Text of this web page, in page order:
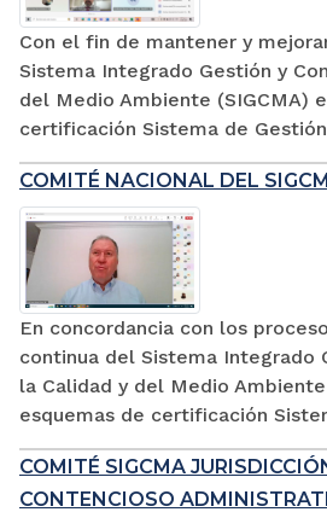
Con el fin de mantener y
Sistema Integrado Gestión y
del Medio Ambiente (SIGCMA)
certificación Sistema de
COMITÉ NACIONAL DEL
En concordancia con los
continua del Sistema Integrado
la Calidad y del Medio
esquemas de certificación
COMITÉ SIGCMA
CONTENCIOSO